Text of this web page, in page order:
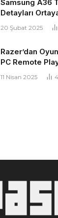
Samsung A36
Detayları
20 Şubat 2025
Razer’dan
PC Remote
11 Nisan 2025